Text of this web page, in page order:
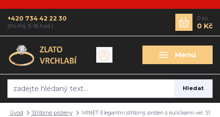
Menu
Hledat
+420 734 42 22 30
(Po-Pá, 9-16 hod.)
0 ks
0 Kč
Úvod Stříbrné prsteny MINET Elegantní stříbrný prsten s kuličkami vel. 51